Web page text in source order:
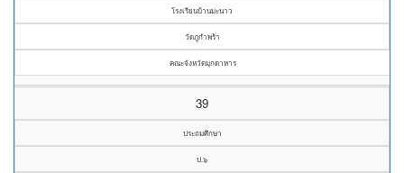
โรงเรียนบ้านมะนาว
วัดภูกำพร้า
คณะจังหวัดมุกดาหาร
39
ประถมศึกษา
ป.๖